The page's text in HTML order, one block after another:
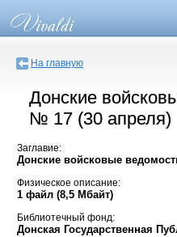
На главную
Донские
№ 17 (30 апреля)
Заглавие:
Донские войсковые
Физическое описание:
1 файл (8,5 Мбайт)
Библиотечный фонд:
Донская Государственная